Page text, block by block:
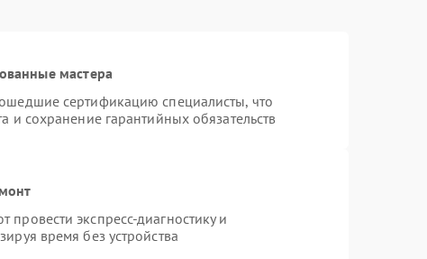
мастера
сертификацию специалисты, что
и сохранение гарантийных обязательств
экспресс-диагностику и
время без устройства